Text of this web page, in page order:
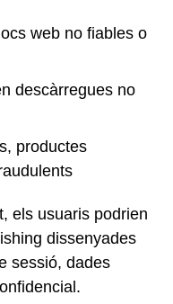
web no fiables o
descàrregues no
productes
els usuaris podrien
dissenyades
sessió, dades